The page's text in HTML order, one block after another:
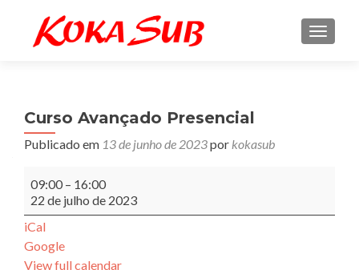
Curso Avançado Presencial
Publicado em 13 de junho de 2023por kokasub
Avançado
Presencial
09:00 – 16:00
22 de julho de 2023
iCal
Google
View full calendar